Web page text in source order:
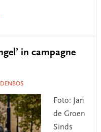
in campagne
Foto: Jan
de Groen
Sinds